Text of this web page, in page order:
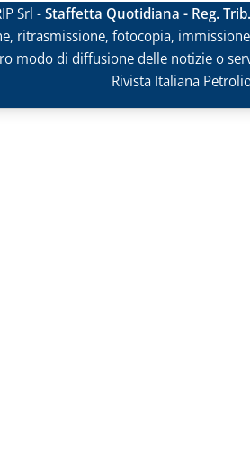
Srl -Staffetta Quotidiana - Reg.
ritrasmissione, fotocopia,
modo di diffusione delle notizie o
Rivista Italiana